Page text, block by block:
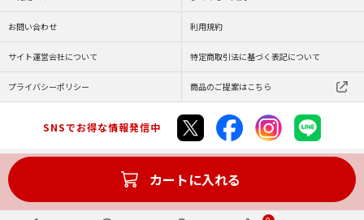
カートに入れる
お問い合わせ 利用規約
サイト運営会社について 特定商取引法に基づく表記について
プライバシーポリシー 商品のご提案はこちら
SNSでお得な情報発信中